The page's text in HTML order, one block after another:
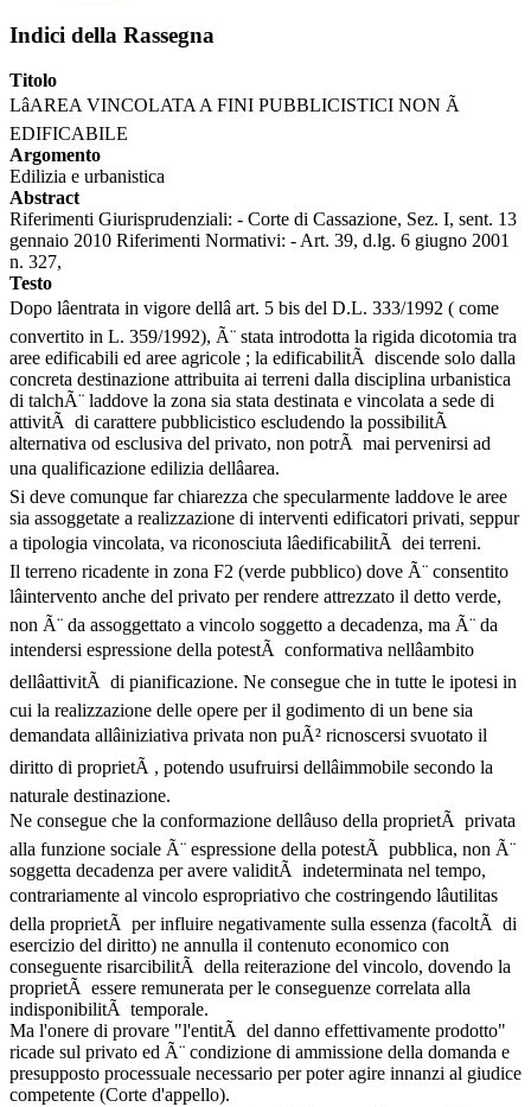
Indici della Rassegna
Titolo
LâAREA VINCOLATA A FINI PUBBLICISTICI NON Ã
EDIFICABILE
Argomento
Edilizia e urbanistica
Abstract
Riferimenti Giurisprudenziali: - Corte di Cassazione, Sez. I, sent. 13
gennaio 2010 Riferimenti Normativi: - Art. 39, d.lg. 6 giugno 2001
n. 327,
Testo
Dopo lâentrata in vigore dellâ art. 5 bis del D.L. 333/1992 ( come
convertito in L. 359/1992), Ã¨ stata introdotta la rigida dicotomia tra
aree edificabili ed aree agricole ; la edificabilitÃ discende solo dalla
concreta destinazione attribuita ai terreni dalla disciplina urbanistica
di talchÃ¨ laddove la zona sia stata destinata e vincolata a sede di
attivitÃ di carattere pubblicistico escludendo la possibilitÃ
alternativa od esclusiva del privato, non potrÃ mai pervenirsi ad
una qualificazione edilizia dellâarea.
Si deve comunque far chiarezza che specularmente laddove le aree
sia assoggetate a realizzazione di interventi edificatori privati, seppur
a tipologia vincolata, va riconosciuta lâedificabilitÃ dei terreni.
Il terreno ricadente in zona F2 (verde pubblico) dove Ã¨ consentito
lâintervento anche del privato per rendere attrezzato il detto verde,
non Ã¨ da assoggettato a vincolo soggetto a decadenza, ma Ã¨ da
intendersi espressione della potestÃ conformativa nellâambito
dellâattivitÃ di pianificazione. Ne consegue che in tutte le ipotesi in
cui la realizzazione delle opere per il godimento di un bene sia
demandata allâiniziativa privata non puÃ² ricnoscersi svuotato il
diritto di proprietÃ , potendo usufruirsi dellâimmobile secondo la
naturale destinazione.
Ne consegue che la conformazione dellâuso della proprietÃ privata
alla funzione sociale Ã¨ espressione della potestÃ pubblica, non Ã¨
soggetta decadenza per avere validitÃ indeterminata nel tempo,
contrariamente al vincolo espropriativo che costringendo lâutilitas
della proprietÃ per influire negativamente sulla essenza (facoltÃ di
esercizio del diritto) ne annulla il contenuto economico con
conseguente risarcibilitÃ della reiterazione del vincolo, dovendo la
proprietÃ essere remunerata per le conseguenze correlata alla
indisponibilitÃ temporale.
Ma l'onere di provare "l'entitÃ del danno effettivamente prodotto"
ricade sul privato ed Ã¨ condizione di ammissione della domanda e
presupposto processuale necessario per poter agire innanzi al giudice
competente (Corte d'appello).